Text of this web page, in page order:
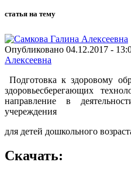
статья на тему
Опубликовано 04.12.2017 -
Алексеевна
Подготовка к здоровому
здоровьесберегающих
направление в
учереждения
для детей дошкольного
Скачать: